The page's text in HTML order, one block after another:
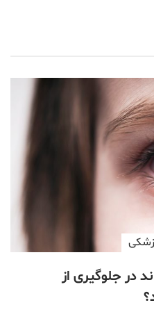
در جلوگیری از